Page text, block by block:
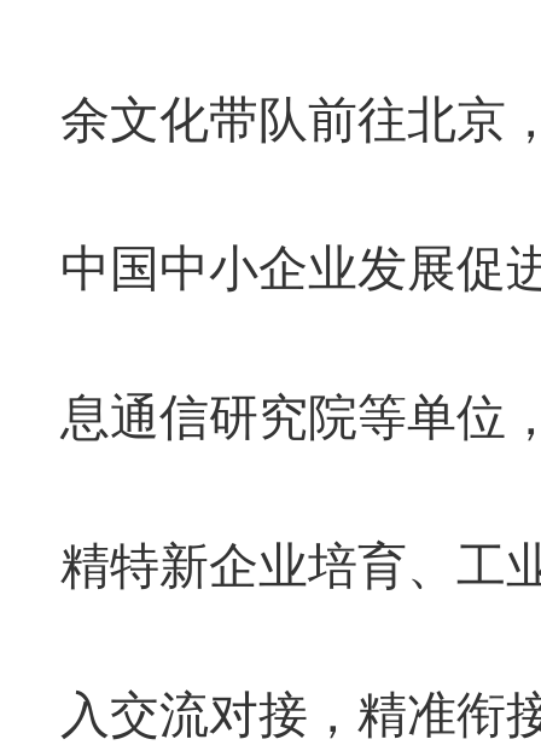
余文化带队前往北京
中国中小企业发展促
息通信研究院等单位
精特新企业培育、工
入交流对接，精准衔